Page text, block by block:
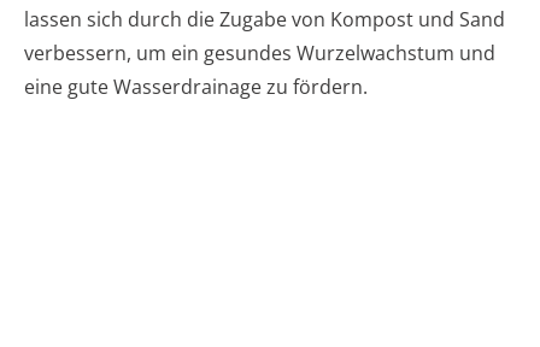
lassen sich durch die Zugabe von Kompost und Sand
verbessern, um ein gesundes Wurzelwachstum und
eine gute Wasserdrainage zu fördern.